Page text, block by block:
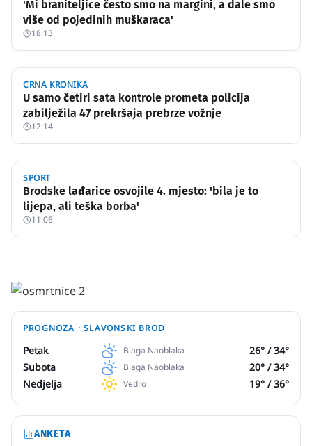
'Mi braniteljice često smo na margini, a dale smo
više od pojedinih muškaraca'
18:13
CRNA KRONIKA
U samo četiri sata kontrole prometa policija
zabilježila 47 prekršaja prebrze vožnje
12:14
SPORT
Brodske lađarice osvojile 4. mjesto: 'bila je to
lijepa, ali teška borba'
11:06
PROGNOZA ·SLAVONSKI BROD
Petak Blaga Naoblaka 26° /34°
Subota
Blaga Naoblaka 20° /34°
Nedjelja
Vedro 19° /36°
ANKETA